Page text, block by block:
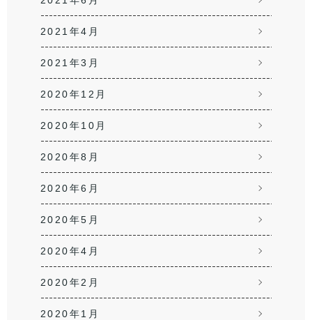
2021年4月
2021年3月
2020年12月
2020年10月
2020年8月
2020年6月
2020年5月
2020年4月
2020年2月
2020年1月